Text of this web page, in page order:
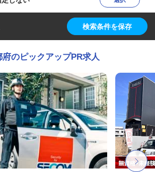
検索条件を保存
府のピックアップPR求人